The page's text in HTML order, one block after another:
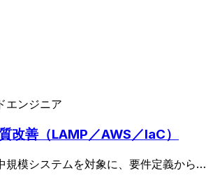
エンジニア
改善（LAMP／AWS／IaC）
規模システムを対象に、要件定義から設